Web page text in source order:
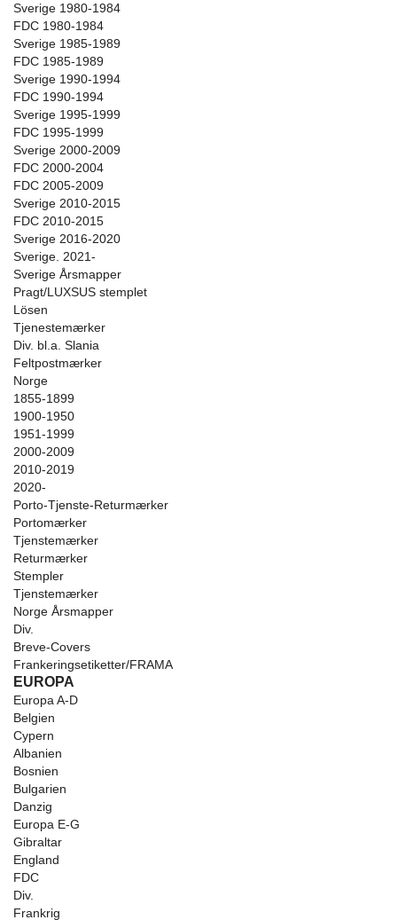
Sverige 1980-1984
FDC 1980-1984
Sverige 1985-1989
FDC 1985-1989
Sverige 1990-1994
FDC 1990-1994
Sverige 1995-1999
FDC 1995-1999
Sverige 2000-2009
FDC 2000-2004
FDC 2005-2009
Sverige 2010-2015
FDC 2010-2015
Sverige 2016-2020
Sverige. 2021-
Sverige Årsmapper
Pragt/LUXSUS stemplet
Lösen
Tjenestemærker
Div. bl.a. Slania
Feltpostmærker
Norge
1855-1899
1900-1950
1951-1999
2000-2009
2010-2019
2020-
Porto-Tjenste-Returmærker
Portomærker
Tjenstemærker
Returmærker
Stempler
Tjenstemærker
Norge Årsmapper
Div.
Breve-Covers
Frankeringsetiketter/FRAMA
EUROPA
Europa A-D
Belgien
Cypern
Albanien
Bosnien
Bulgarien
Danzig
Europa E-G
Gibraltar
England
FDC
Div.
Frankrig